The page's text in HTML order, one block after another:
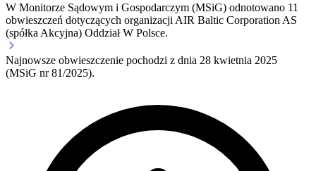
W Monitorze Sądowym i Gospodarczym (MSiG) odnotowano 11
obwieszczeń dotyczących organizacji AIR Baltic Corporation AS
(spółka Akcyjna) Oddział W Polsce.
Najnowsze obwieszczenie pochodzi z dnia 28 kwietnia 2025
(MSiG nr 81/2025).